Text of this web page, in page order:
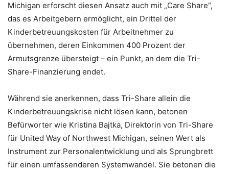
Michigan erforscht diesen Ansatz auch mit „Care Share“,
das es Arbeitgebern ermöglicht, ein Drittel der
Kinderbetreuungskosten für Arbeitnehmer zu
übernehmen, deren Einkommen 400 Prozent der
Armutsgrenze übersteigt – ein Punkt, an dem die Tri-
Share-Finanzierung endet.
Während sie anerkennen, dass Tri-Share allein die
Kinderbetreuungskrise nicht lösen kann, betonen
Befürworter wie Kristina Bajtka, Direktorin von Tri-Share
für United Way of Northwest Michigan, seinen Wert als
Instrument zur Personalentwicklung und als Sprungbrett
für einen umfassenderen Systemwandel. Sie betonen die